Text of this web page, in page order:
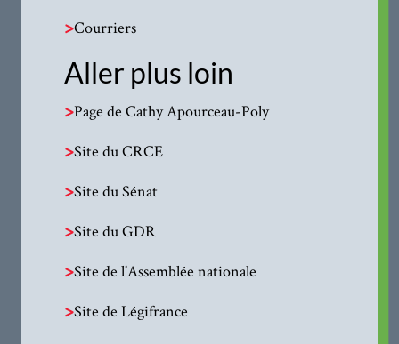
>Courriers
Aller plus loin
>Page de Cathy Apourceau-Poly
>Site du CRCE
>Site du Sénat
>Site du GDR
>Site de l'Assemblée nationale
>Site de Légifrance